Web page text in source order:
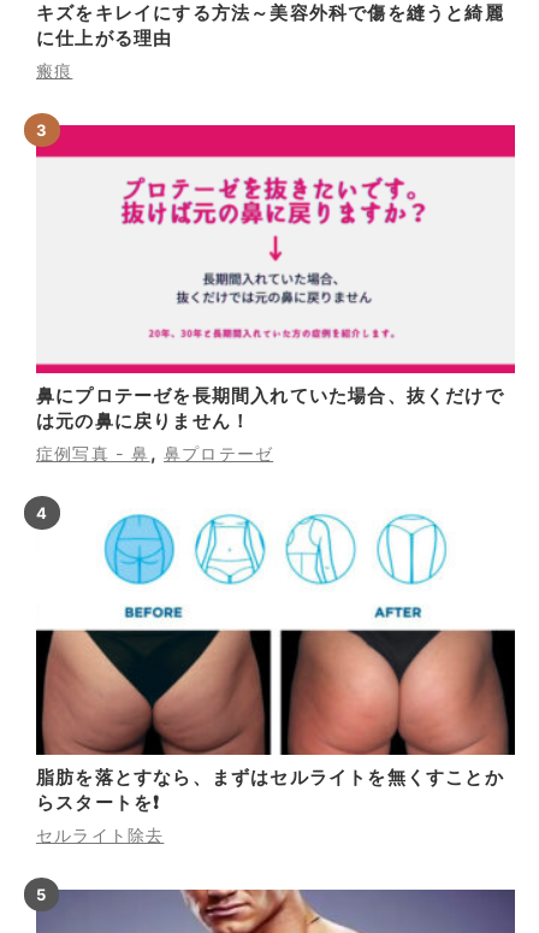
キズをキレイにする方法～美容外科で傷を縫うと綺麗
に仕上がる理由
瘢痕
鼻にプロテーゼを長期間入れていた場合、抜くだけで
は元の鼻に戻りません！
症例写真 - 鼻,鼻プロテーゼ
脂肪を落とすなら、まずはセルライトを無くすことか
らスタートを❗
セルライト除去